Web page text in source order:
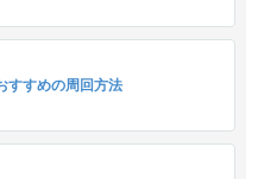
すすめの周回方法